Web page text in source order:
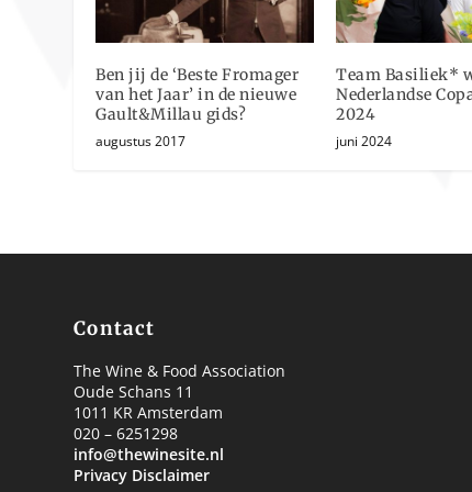
Ben jij de ‘Beste Fromager
van het Jaar’ in de nieuwe
Gault&Millau gids?
augustus 2017
Team Basiliek*
Nederlandse
2024
juni 2024
Contact
The Wine & Food Association
Oude Schans 11
1011 KR Amsterdam
020 – 6251298
info@thewinesite.nl
Privacy Disclaimer